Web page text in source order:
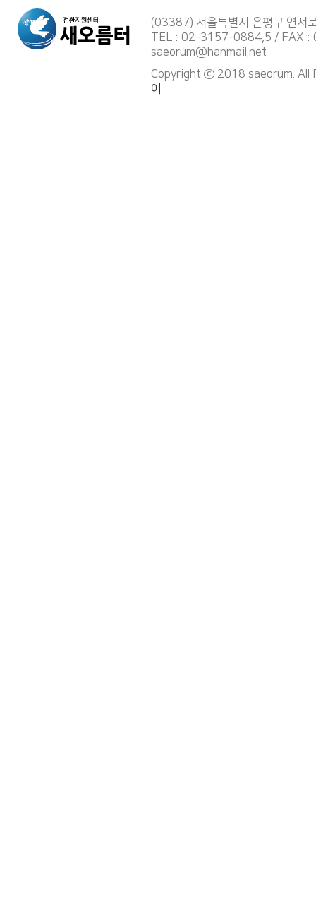
(03387) 서울특별시 은평구 연서
TEL : 02-3157-0884,5 / FAX :
saeorum@hanmail.net
Copyright ⓒ 2018 saeorum. All
이